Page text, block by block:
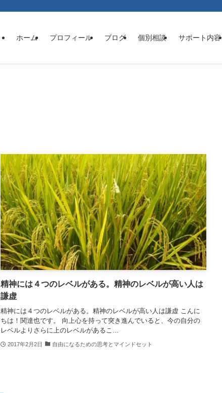
ホーム プロフィール ブログ 個別相談 サポート内容
精神には４つのレベルがある。精神のレベルが高い人は
謙虚
精神には４つのレベルがある。精神のレベルが高い人は謙虚 こんに
ちは！関達也です。 向上心を持って突き進んでいると、今の自分の
レベルよりさらに上のレベルがあるこ...
2017年2月2日 自由になるための思考とマインドセット